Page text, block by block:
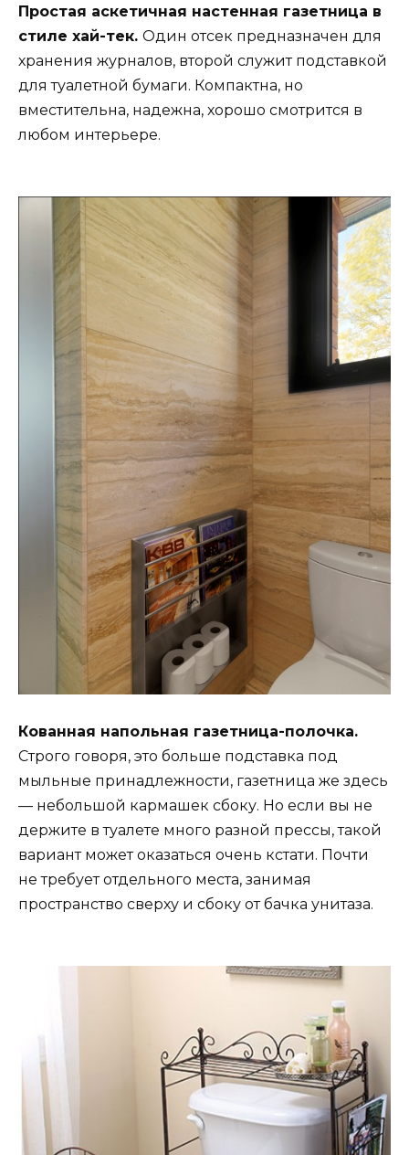
Простая аскетичная настенная газетница в
стиле хай-тек. Один отсек предназначен для
хранения журналов, второй служит подставкой
для туалетной бумаги. Компактна, но
вместительна, надежна, хорошо смотрится в
любом интерьере.
Кованная напольная газетница-полочка.
Строго говоря, это больше подставка под
мыльные принадлежности, газетница же здесь
— небольшой кармашек сбоку. Но если вы не
держите в туалете много разной прессы, такой
вариант может оказаться очень кстати. Почти
не требует отдельного места, занимая
пространство сверху и сбоку от бачка унитаза.